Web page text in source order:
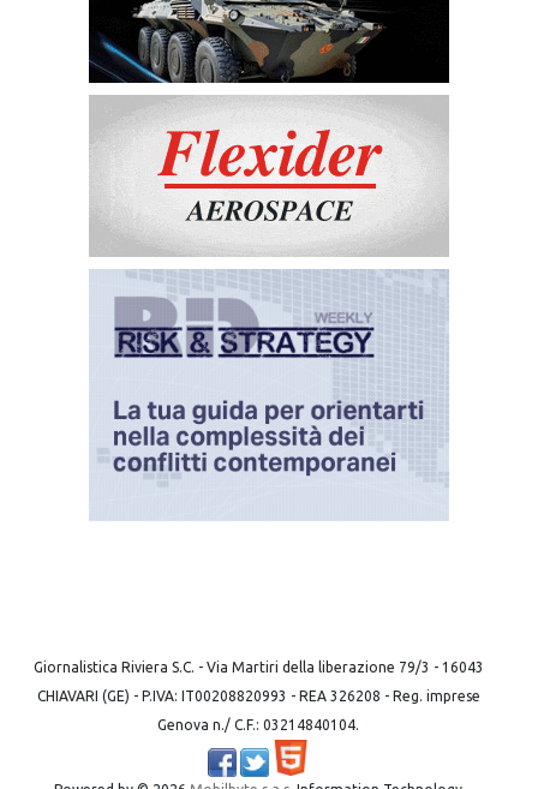
Giornalistica Riviera S.C. - Via Martiri della liberazione 79/3 - 16043
CHIAVARI (GE) - P.IVA: IT00208820993 - REA 326208 - Reg. imprese
Genova n./ C.F.: 03214840104.